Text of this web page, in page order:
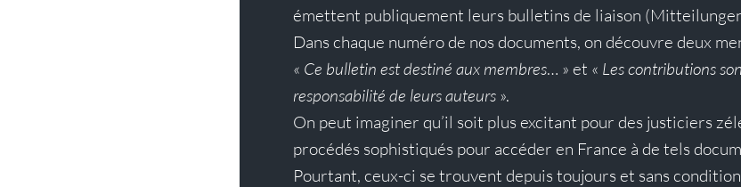
émettent publiquement leurs bulletins de liaison
Dans chaque numéro de nos documents, on découvre deux
« Ce bulletin est destiné aux membres… » et « Les contributions
responsabilité de leurs auteurs ».
On peut imaginer qu’il soit plus excitant pour des justiciers
procédés sophistiqués pour accéder en France à de tels
Pourtant, ceux-ci se trouvent depuis toujours et sans